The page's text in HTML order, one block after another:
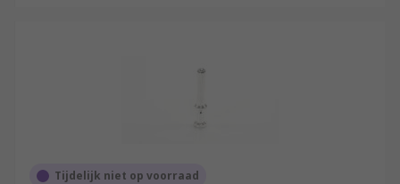
Tijdelijk niet op voorraad